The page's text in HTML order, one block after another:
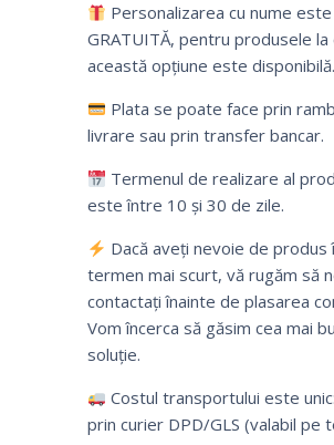
Personalizarea cu nume este
GRATUITĂ, pentru produsele la
această opțiune este disponibilă.
Plata se poate face prin
livrare sau prin transfer bancar.
Termenul de realizare al
este între 10 și 30 de zile.
Dacă aveți nevoie de produs
termen mai scurt, vă rugăm să
contactați înainte de plasarea
Vom încerca să găsim cea mai
soluție.
Costul transportului este
prin curier DPD/GLS (valabil pe